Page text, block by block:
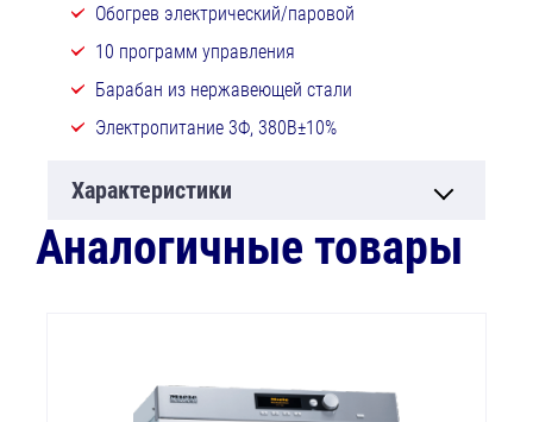
Обогрев электрический/паровой
10 программ управления
Барабан из нержавеющей стали
Электропитание 3Ф, 380В±10%
Характеристики
Аналогичные товары